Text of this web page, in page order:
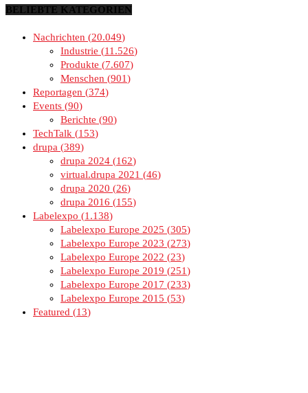
BELIEBTE KATEGORIEN
Nachrichten
20.049
Industrie
11.526
Produkte
7.607
Menschen
901
Reportagen
374
Events 90
Berichte
90
TechTalk
153
drupa
389
drupa 2024
162
virtual.drupa 2021
46
drupa 2020
26
drupa 2016
155
Labelexpo
1.138
Labelexpo Europe 2025
305
Labelexpo Europe 2023
273
Labelexpo Europe 2022
23
Labelexpo Europe 2019
251
Labelexpo Europe 2017
233
Labelexpo Europe 2015
53
Featured
13